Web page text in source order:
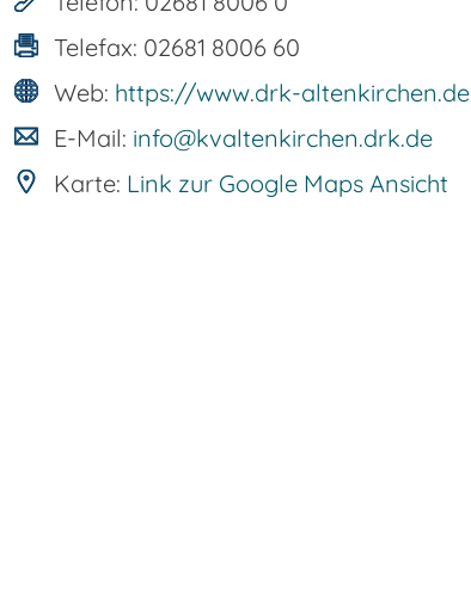
Telefax: 02681 8006 60
Web: https://www.drk-altenkirchen.de
E-Mail: info@kvaltenkirchen.drk.de
Karte: Link zur Google Maps Ansicht